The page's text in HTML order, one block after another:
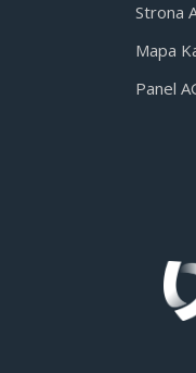
Strona
Mapa
Panel